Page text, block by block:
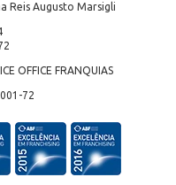
Reis Augusto Marsigli
OFFICE FRANQUIAS
72